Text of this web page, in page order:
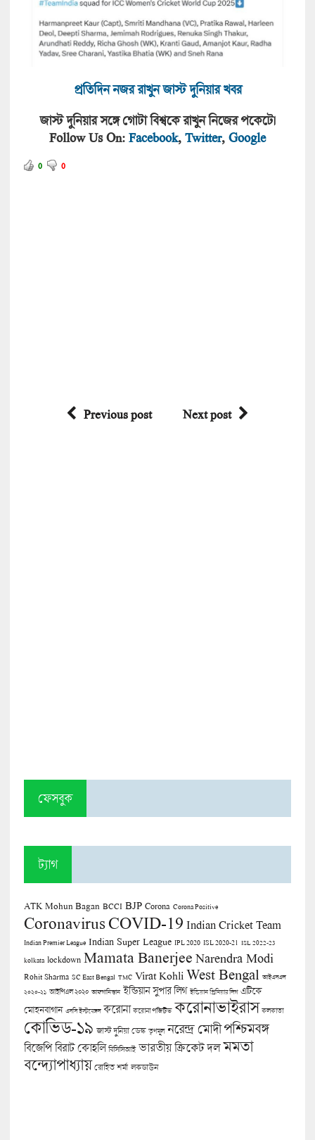
প্রতিদিন নজর রাখুন জাস্ট দুনিয়ার খবর
জাস্ট দুনিয়ার সঙ্গে গোটা বিশ্বকে রাখুন নিজের পকেটে।
Follow Us On: Facebook, Twitter, Google
0 0
Previous post Next post
ফেসবুক
ট্যাগ
ATK Mohun Bagan BCCI BJP Corona Corona Positive
CoronavirusCOVID-19 Indian Cricket Team
Indian Premier League Indian Super League IPL 2020 ISL 2020-21 ISL 2022-23
kolkata lockdown Mamata Banerjee Narendra Modi
Rohit Sharma SC East Bengal TMC Virat Kohli West Bengal আইএসএল
২০২০-২১ আইপিএল ২০২০ আফগানিস্তান ইন্ডিয়ান সুপার লিগ ইন্ডিয়ান প্রিমিয়ার লিগ এটিকে
মোহনবাগান এসসি ইস্টবেঙ্গল করোনা করোনা পজিটিভ করোনাভাইরাস কলকাতা
কোভিড-১৯ জাস্ট দুনিয়া ডেস্ক তৃণমূল নরেন্দ্র মোদী পশ্চিমবঙ্গ
বিজেপি বিরাট কোহলি বিসিসিআই ভারতীয় ক্রিকেট দল মমতা
বন্দ্যোপাধ্যায় রোহিত শর্মা লকডাউন